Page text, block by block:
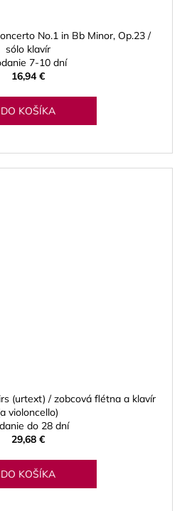
No.1 in Bb Minor, Op.23 /
sólo klavír
7-10 dní
16,94 €
DO KOŠÍKA
(urtext) / zobcová flétna a klavír
violoncello)
do 28 dní
29,68 €
DO KOŠÍKA